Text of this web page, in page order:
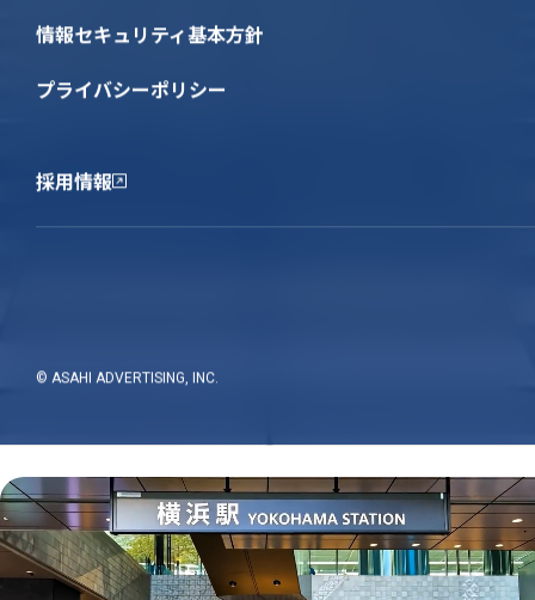
情報セキュリティ基本方針
プライバシーポリシー
採用情報
© ASAHI ADVERTISING, INC.
キャンペーン企画・運営
広告媒体の種類
医療法広告規制
プライバシーポリシー